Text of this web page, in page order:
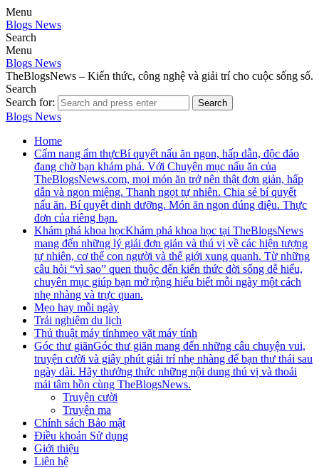
Menu
Blogs News
Search
Menu
Blogs News
TheBlogsNews – Kiến thức, công nghệ và giải trí cho cuộc sống số.
Search
Search for:
Search
Blogs News
Home
Cẩm nang ẩm thựcBí quyết nấu ăn ngon, hấp dẫn, độc đáo
đang chờ bạn khám phá. Với Chuyên mục nấu ăn của
TheBlogsNews.com, mọi món ăn trở nên thật đơn giản, hấp
dẫn và ngon miệng. Thanh ngọt tự nhiên. Chia sẻ bí quyết
nấu ăn. Bí quyết dinh dưỡng. Món ăn ngon đúng điệu. Thực
đơn của riêng bạn.
Khám phá khoa họcKhám phá khoa học tại TheBlogsNews
mang đến những lý giải đơn giản và thú vị về các hiện tượng
tự nhiên, cơ thể con người và thế giới xung quanh. Từ những
câu hỏi “vì sao” quen thuộc đến kiến thức đời sống dễ hiểu,
chuyên mục giúp bạn mở rộng hiểu biết mỗi ngày một cách
nhẹ nhàng và trực quan.
Mẹo hay mỗi ngày
Trải nghiệm du lịch
Thủ thuật máy tínhmẹo vặt máy tính
Góc thư giãnGóc thư giãn mang đến những câu chuyện vui,
truyện cười và giây phút giải trí nhẹ nhàng để bạn thư thái sau
ngày dài. Hãy thưởng thức những nội dung thú vị và thoải
mái tâm hồn cùng TheBlogsNews.
Truyện cười
Truyện ma
Chính sách Bảo mật
Điều khoản Sử dụng
Giới thiệu
Liên hệ